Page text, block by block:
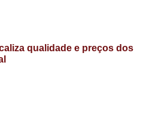
qualidade e preços dos